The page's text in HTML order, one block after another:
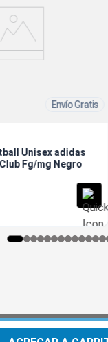
mejorar tu
aceptas nuestra
Envío Gratis
Unisex adidas
Fg/mg Negro